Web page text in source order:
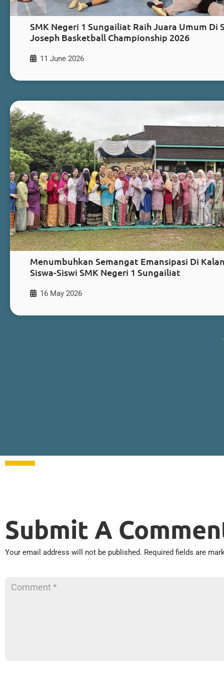
SMK Negeri 1 Sungailiat Raih Juara Umum Di
Joseph Basketball Championship 2026
11 June 2026
Menumbuhkan Semangat Emansipasi Di
Siswa-Siswi SMK Negeri 1 Sungailiat
16 May 2026
Submit A
Your email address will not be published. Required fields are